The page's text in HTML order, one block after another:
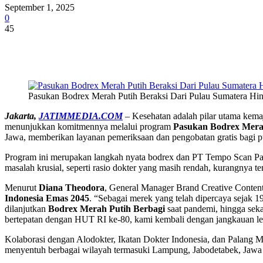
September 1, 2025
0
45
Pasukan Bodrex Merah Putih Beraksi Dari Pulau Sumatera
Jakarta, JATIMMEDIA.COM – Kesehatan adalah pilar utama
menunjukkan komitmennya melalui program Pasukan Bodrex
Jawa, memberikan layanan pemeriksaan dan pengobatan gratis bagi
Program ini merupakan langkah nyata bodrex dan PT Tempo Scan
masalah krusial, seperti rasio dokter yang masih rendah, kurangnya
Menurut Diana Theodora, General Manager Brand Creative
Indonesia Emas 2045. “Sebagai merek yang telah dipercaya sejak
dilanjutkan Bodrex Merah Putih Berbagi saat pandemi, hingga
bertepatan dengan HUT RI ke-80, kami kembali dengan jangkauan
Kolaborasi dengan Alodokter, Ikatan Dokter Indonesia, dan Palang
menyentuh berbagai wilayah termasuki Lampung, Jabodetabek,